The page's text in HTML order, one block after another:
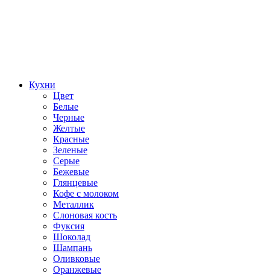
Кухни
Цвет
Белые
Черные
Желтые
Красные
Зеленые
Серые
Бежевые
Глянцевые
Кофе с молоком
Металлик
Слоновая кость
Фуксия
Шоколад
Шампань
Оливковые
Оранжевые